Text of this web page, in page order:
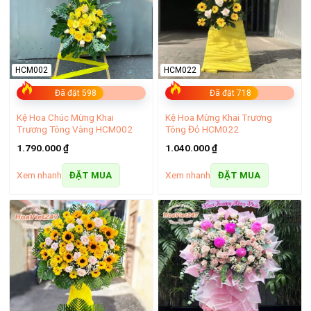
vụ giao hoa của chúng tôi còn mở rộng đến các quận lân cận
như Bình Thạnh, Phú Nhuận, và Quận 1, bao phủ toàn bộ
thành phố Hồ Chí Minh.
Đã đặt 598
HCM002
Kệ Hoa Chúc Mừng Khai
Trương Tông Vàng HCM002
1.790.000₫
Xem nhanh ĐẶT MUA
Đã đặt 718
HCM022
Kệ Hoa Mừng Khai Trương
Tông Đỏ HCM022
1.040.000₫
Xem nhanh ĐẶT MUA